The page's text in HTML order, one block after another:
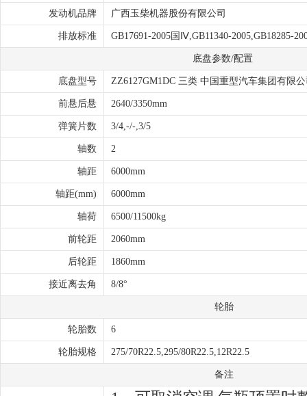
发动机品牌 广西玉柴机器股份有限公司
排放标准 GB17691-2005国Ⅳ,GB11340-2005,GB18285-
底盘参数/配置
底盘型号 ZZ6127GM1DC 三类 中国重型汽车集团有限
前悬后悬 2640/3350mm
弹簧片数 3/4,-/-,3/5
轴数 2
轴距 6000mm
轴距(mm) 6000mm
轴荷 6500/11500kg
前轮距 2060mm
后轮距 1860mm
接近离去角 8/8°
轮胎
轮胎数 6
轮胎规格 275/70R22.5,295/80R22.5,12R22.5
备注